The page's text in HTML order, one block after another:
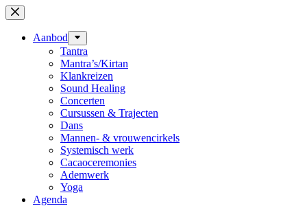
Ga
naar
Aanbod
Tantra
Mantra’s/Kirtan
Klankreizen
Sound Healing
Concerten
Cursussen & Trajecten
Dans
Mannen- & vrouwencirkels
Systemisch werk
Cacaoceremonies
Ademwerk
Yoga
Agenda